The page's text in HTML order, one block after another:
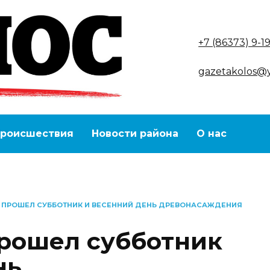
+7 (86373) 9-
Новости района О нас
СУББОТНИК И ВЕСЕННИЙ ДЕНЬ ДРЕВОНАСАЖДЕНИЯ
субботник